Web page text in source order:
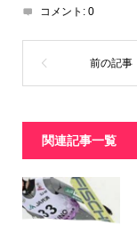
コメント: 0
関連記事一覧